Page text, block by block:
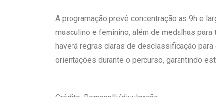
A programação prevê concentração às 9h e
masculino e feminino, além de medalhas
haverá regras claras de desclassificação
orientações durante o percurso, garantindo